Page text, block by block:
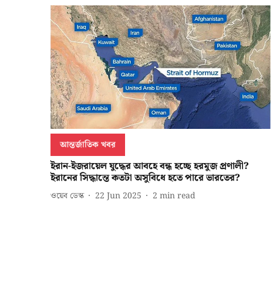
আন্তর্জাতিক খবর
ইরান-ইজরায়েল যুদ্ধের আবহে বন্ধ হচ্ছে হরমুজ প্রণালী?
ইরানের সিদ্ধান্তে কতটা অসুবিধে হতে পারে ভারতের?
ওয়েব ডেস্ক 22 Jun 2025 2 min read